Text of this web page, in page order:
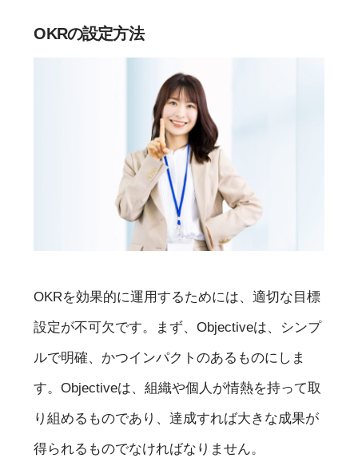
OKRの設定方法
OKRを効果的に運用するためには、適切な目標
設定が不可欠です。まず、Objectiveは、シンプ
ルで明確、かつインパクトのあるものにしま
す。Objectiveは、組織や個人が情熱を持って取
り組めるものであり、達成すれば大きな成果が
得られるものでなければなりません。